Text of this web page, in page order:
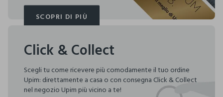
SCOPRI DI PIÙ
SCOPRI DI PIÙ
Click & Collect
Scegli tu come ricevere più comodamente il tuo ordine
Upim: direttamente a casa o con consegna Click & Collect
nel negozio Upim più vicino a te!